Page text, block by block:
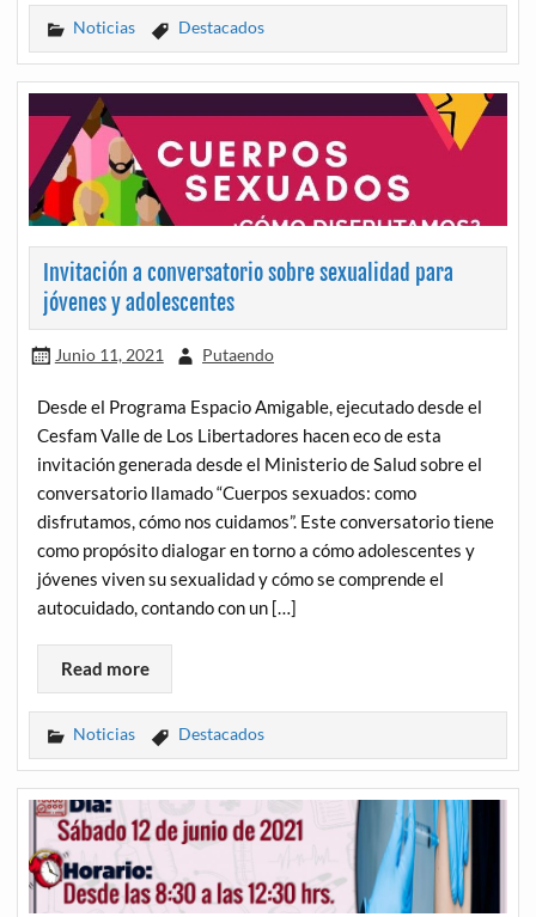
Noticias Destacados
Invitación a conversatorio sobre sexualidad para
jóvenes y adolescentes
Junio 11, 2021 Putaendo
Desde el Programa Espacio Amigable, ejecutado desde el
Cesfam Valle de Los Libertadores hacen eco de esta
invitación generada desde el Ministerio de Salud sobre el
conversatorio llamado “Cuerpos sexuados: como
disfrutamos, cómo nos cuidamos”. Este conversatorio tiene
como propósito dialogar en torno a cómo adolescentes y
jóvenes viven su sexualidad y cómo se comprende el
autocuidado, contando con un […]
Read more
Noticias Destacados